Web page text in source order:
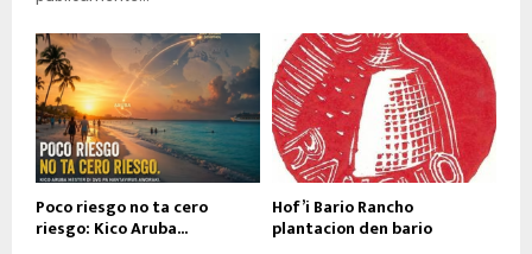
Poco riesgo no ta cero
riesgo: Kico Aruba...
Hof’i Bario Rancho
plantacion den bario